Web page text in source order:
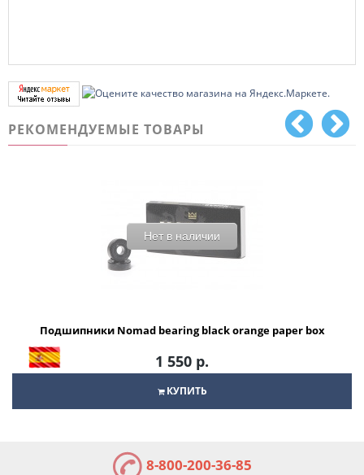
РЕКОМЕНДУЕМЫЕ ТОВАРЫ
Нет в наличии
Подшипники Nomad bearing black orange paper box
1 550 р.
КУПИТЬ
8-800-200-36-85